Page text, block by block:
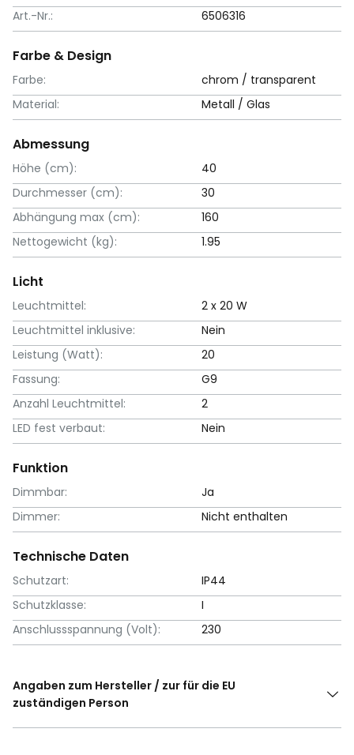
Art.-Nr.:
6506316
Farbe & Design
Farbe:
chrom / transparent
Material:
Metall / Glas
Abmessung
Höhe (cm):
40
Durchmesser (cm):
30
Abhängung max (cm):
160
Nettogewicht (kg):
1.95
Licht
Leuchtmittel:
2 x 20 W
Leuchtmittel inklusive:
Nein
Leistung (Watt):
20
Fassung:
G9
Anzahl Leuchtmittel:
2
LED fest verbaut:
Nein
Funktion
Dimmbar:
Ja
Dimmer:
Nicht enthalten
Technische Daten
Schutzart:
IP44
Schutzklasse:
I
Anschlussspannung (Volt):
230
Angaben zum Hersteller / zur für die EU
zuständigen Person